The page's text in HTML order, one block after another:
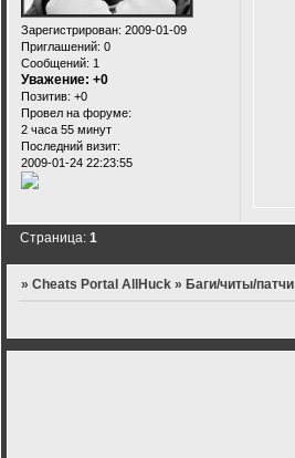
Зарегистрирован: 2009-01-09
Приглашений: 0
Сообщений: 1
Уважение: +0
Позитив: +0
Провел на форуме:
2 часа 55 минут
Последний визит:
2009-01-24 22:23:55
Страница:1
»Cheats Portal AllHuck »Баги/читы/патчи